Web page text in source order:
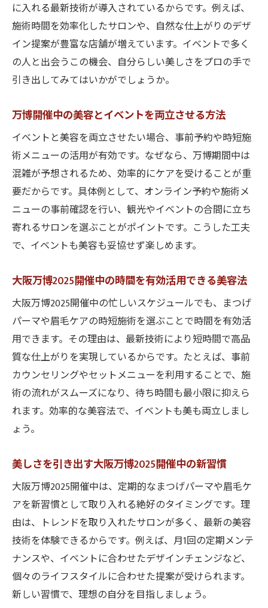
に入れる最新技術が導入されているからです。例えば、
施術時間を効率化したサロンや、自然な仕上がりのデザ
イン提案が豊富な店舗が増えています。イベントで多く
の人と出会うこの機会、自分らしい美しさをプロの手で
引き出してみてはいかがでしょうか。
万博開催中の美容とイベントを両立させる方法
イベントと美容を両立させたい場合、事前予約や時短施
術メニューの活用が有効です。なぜなら、万博期間中は
混雑が予想されるため、効率的にケアを受けることが重
要だからです。具体例として、オンライン予約や施術メ
ニューの事前確認を行い、観光やイベントの合間に立ち
寄れるサロンを選ぶことがポイントです。こうした工夫
で、イベントも美容も妥協せず楽しめます。
大阪万博2025開催中の時間を有効活用できる美容法
大阪万博2025開催中の忙しいスケジュールでも、まつげ
パーマや眉毛ケアの時短施術を選ぶことで時間を有効活
用できます。その理由は、最新技術により短時間で高品
質な仕上がりを実現しているからです。たとえば、事前
カウンセリングやセットメニューを利用することで、施
術の流れがスムーズになり、待ち時間も最小限に抑えら
れます。効率的な美容法で、イベントも美も両立しまし
ょう。
美しさを引き出す大阪万博2025開催中の新習慣
大阪万博2025開催中は、定期的なまつげパーマや眉毛ケ
アを新習慣として取り入れる絶好のタイミングです。理
由は、トレンドを取り入れたサロンが多く、最新の美容
技術を体験できるからです。例えば、月1回の定期メンテ
ナンスや、イベントに合わせたデザインチェンジなど、
個々のライフスタイルに合わせた提案が受けられます。
新しい習慣で、理想の自分を目指しましょう。